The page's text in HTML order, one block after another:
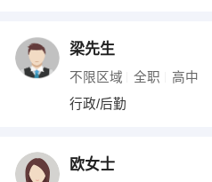
梁先生
不限区域 全职 高中
行政/后勤
欧女士